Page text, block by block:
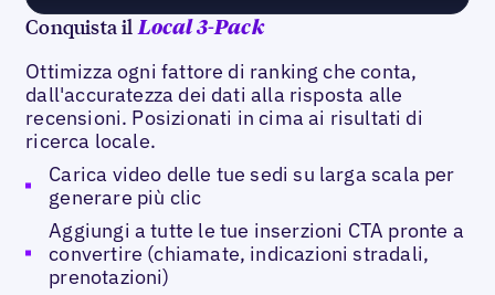
Conquista il Local 3-Pack
Ottimizza ogni fattore di ranking che conta,
dall'accuratezza dei dati alla risposta alle
recensioni. Posizionati in cima ai risultati di
ricerca locale.
Carica video delle tue sedi su larga scala per
generare più clic
Aggiungi a tutte le tue inserzioni CTA pronte a
convertire (chiamate, indicazioni stradali,
prenotazioni)